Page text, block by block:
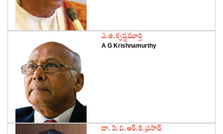
‌ఎ.జి.కృష్ణమూర్తి
A G Krishnamurthy
‌డా. పి.వి.ఆర్‌.కె.ప్రసాద్‌